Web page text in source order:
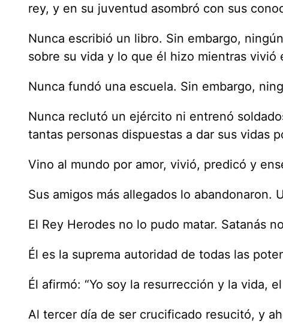
rey, y en su juventud asombró con sus
Nunca escribió un libro. Sin embargo,
sobre su vida y lo que él hizo mientras vivió
Nunca fundó una escuela. Sin embargo,
Nunca reclutó un ejército ni entrenó
tantas personas dispuestas a dar sus vidas
Vino al mundo por amor, vivió, predicó y
Sus amigos más allegados lo abandonaron.
El Rey Herodes no lo pudo matar. Satanás
Él es la suprema autoridad de todas las
Él afirmó: “Yo soy la resurrección y la vida,
Al tercer día de ser crucificado resucitó, y